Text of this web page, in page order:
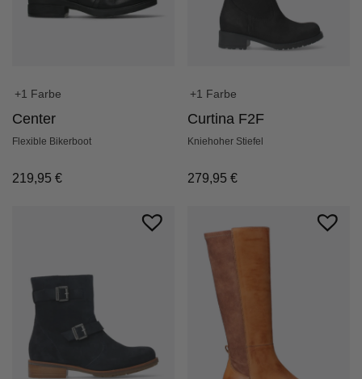
+1 Farbe
Center
Flexible Bikerboot
219,95 €
+1 Farbe
Curtina F2F
Kniehoher Stiefel
279,95€